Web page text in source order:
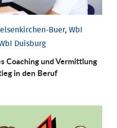
Buer, WbI
Duisburg
Coaching und Vermittlung
in den Beruf